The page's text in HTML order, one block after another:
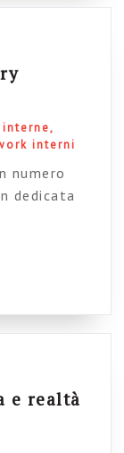
tema
interne
interni
numero
dedicata
come
la posta […]
e realtà